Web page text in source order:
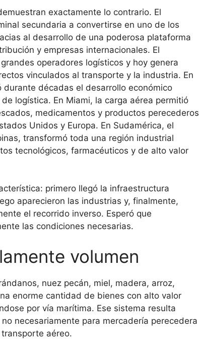
exactamente lo contrario. El
secundaria a convertirse en uno de los
al desarrollo de una poderosa plataforma
y empresas internacionales. El
operadores logísticos y hoy genera
vinculados al transporte y la industria. En
décadas el desarrollo económico
logística. En Miami, la carga aérea permitió
medicamentos y productos perecederos
Unidos y Europa. En Sudamérica, el
transformó toda una región industrial
tecnológicos, farmacéuticos y de alto valor
primero llegó la infraestructura
aparecieron las industrias y, finalmente,
el recorrido inverso. Esperó que
las condiciones necesarias.
volumen
nuez pecán, miel, madera, arroz,
enorme cantidad de bienes con alto valor
por vía marítima. Ese sistema resulta
necesariamente para mercadería perecedera
aéreo.